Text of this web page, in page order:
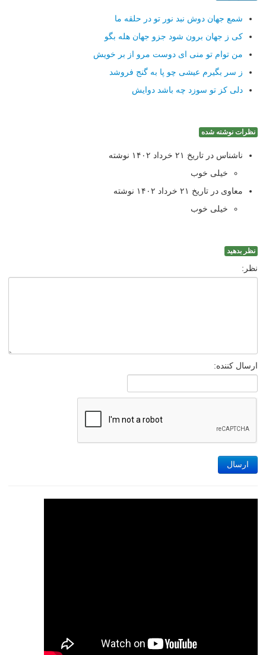
شمع جهان دوش نبد نور تو در حلقه ما
كی ز جهان برون شود جزو جهان هله بگو
من توام تو منی ای دوست مرو از بر خویش
ز سر بگیرم عیشی چو پا به گنج فروشد
دلی كز تو سوزد چه باشد دوایش
نظرات نوشته شده
ناشناس در تاریخ ۲۱ خرداد ۱۴۰۲ نوشته
خیلی خوب
معاوی در تاریخ ۲۱ خرداد ۱۴۰۲ نوشته
خیلی خوب
نظر بدهید
نظر:
ارسال کننده:
ارسال